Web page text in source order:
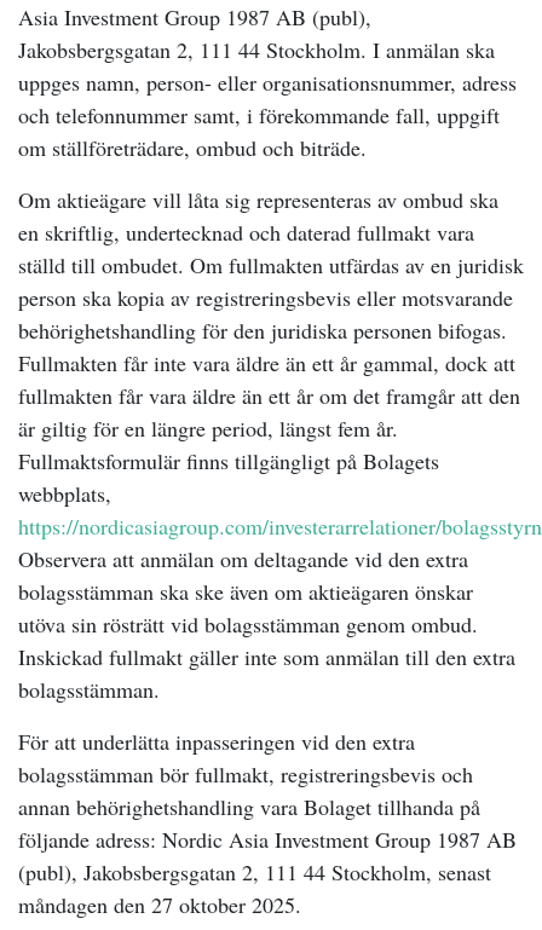
Asia Investment Group 1987 AB (publ),
Jakobsbergsgatan 2, 111 44 Stockholm. I anmälan ska
uppges namn, person- eller organisationsnummer, adress
och telefonnummer samt, i förekommande fall, uppgift
om ställföreträdare, ombud och biträde.
Om aktieägare vill låta sig representeras av ombud ska
en skriftlig, undertecknad och daterad fullmakt vara
ställd till ombudet. Om fullmakten utfärdas av en juridisk
person ska kopia av registreringsbevis eller motsvarande
behörighetshandling för den juridiska personen bifogas.
Fullmakten får inte vara äldre än ett år gammal, dock att
fullmakten får vara äldre än ett år om det framgår att den
är giltig för en längre period, längst fem år.
Fullmaktsformulär finns tillgängligt på Bolagets
webbplats,
https://nordicasiagroup.com/investerarrelationer/
Observera att anmälan om deltagande vid den extra
bolagsstämman ska ske även om aktieägaren önskar
utöva sin rösträtt vid bolagsstämman genom ombud.
Inskickad fullmakt gäller inte som anmälan till den extra
bolagsstämman.
För att underlätta inpasseringen vid den extra
bolagsstämman bör fullmakt, registreringsbevis och
annan behörighetshandling vara Bolaget tillhanda på
följande adress: Nordic Asia Investment Group 1987 AB
(publ), Jakobsbergsgatan 2, 111 44 Stockholm, senast
måndagen den 27 oktober 2025.